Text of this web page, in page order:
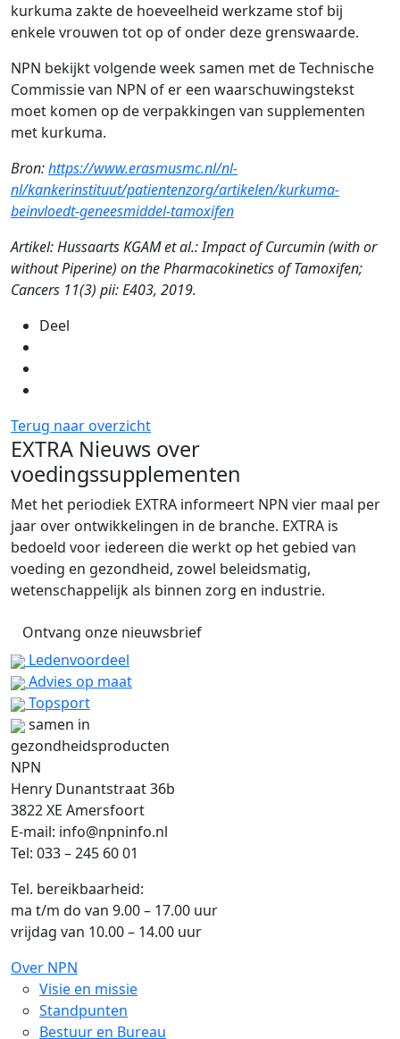
kurkuma zakte de hoeveelheid werkzame stof bij
enkele vrouwen tot op of onder deze grenswaarde.
NPN bekijkt volgende week samen met de Technische
Commissie van NPN of er een waarschuwingstekst
moet komen op de verpakkingen van supplementen
met kurkuma.
Bron:https://www.erasmusmc.nl/nl-
nl/kankerinstituut/patientenzorg/artikelen/kurkuma-
beinvloedt-geneesmiddel-tamoxifen
Artikel: Hussaarts KGAM et al.: Impact of Curcumin (with or
without Piperine) on the Pharmacokinetics of Tamoxifen;
Cancers 11(3) pii: E403, 2019.
Deel
Terug naar overzicht
EXTRA Nieuws over
voedingssupplementen
Met het periodiek EXTRA informeert NPN vier maal per
jaar over ontwikkelingen in de branche. EXTRA is
bedoeld voor iedereen die werkt op het gebied van
voeding en gezondheid, zowel beleidsmatig,
wetenschappelijk als binnen zorg en industrie.
Ontvang onze nieuwsbrief
Ledenvoordeel
Advies op maat
Topsport
samen in
gezondheidsproducten
NPN
Henry Dunantstraat 36b
3822 XE Amersfoort
E-mail: info@npninfo.nl
Tel: 033 – 245 60 01
Tel. bereikbaarheid:
ma t/m do van 9.00 – 17.00 uur
vrijdag van 10.00 – 14.00 uur
Over NPN
Visie en missie
Standpunten
Bestuur en Bureau